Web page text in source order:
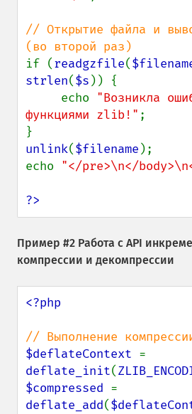
// Открытие файла и
if (readgzfile(
strlen($s )) {
     echo
"Возникла
функциями zlib!" ;
unlink($filename );
echo "</pre>\n</
?>
Пример #2 Работа с API
компрессии и декомпрессии
<?php
$deflateContext
deflate_init(
$compressed
deflate_add(